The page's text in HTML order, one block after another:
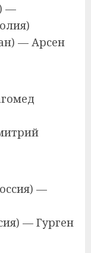
—
— Арсен
—
— Гурген